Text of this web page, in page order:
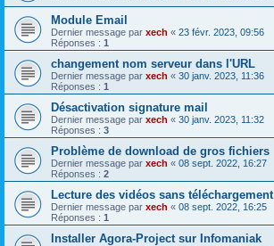
Module Email
Dernier message par xech « 23 févr. 2023, 09:56
Réponses : 1
changement nom serveur dans l'URL
Dernier message par xech « 30 janv. 2023, 11:36
Réponses : 1
Désactivation signature mail
Dernier message par xech « 30 janv. 2023, 11:32
Réponses : 3
Problème de download de gros fichiers
Dernier message par xech « 08 sept. 2022, 16:27
Réponses : 2
Lecture des vidéos sans téléchargement
Dernier message par xech « 08 sept. 2022, 16:25
Réponses : 1
Installer Agora-Project sur Infomaniak